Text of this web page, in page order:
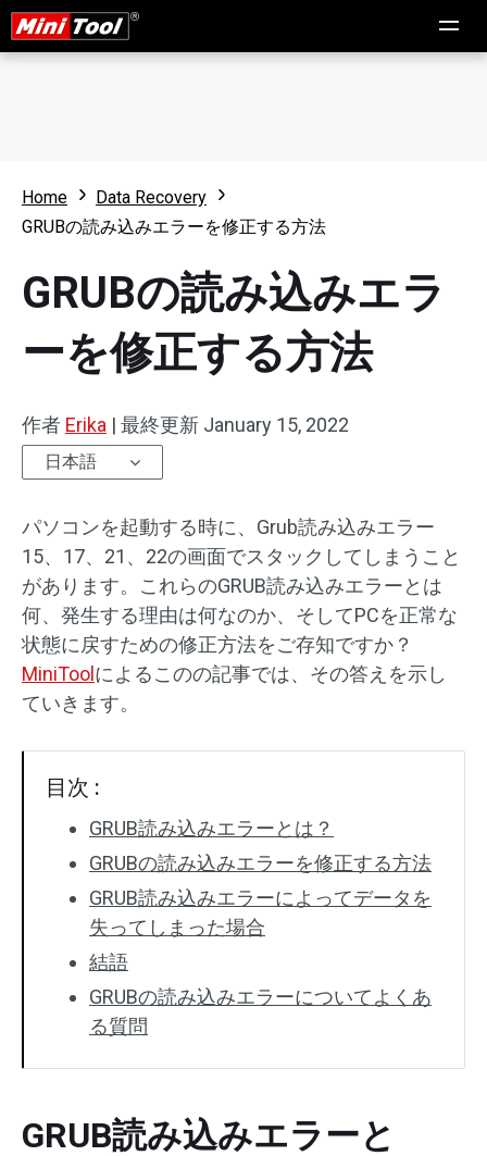
Home
Data Recovery
GRUBの読み込みエラーを修正する方法
GRUBの読み込みエラ
ーを修正する方法
作者 Erika | 最終更新 January 15, 2022
日本語
パソコンを起動する時に、Grub読み込みエラー
15、17、21、22の画面でスタックしてしまうこと
があります。これらのGRUB読み込みエラーとは
何、発生する理由は何なのか、そしてPCを正常な
状態に戻すための修正方法をご存知ですか？
MiniTool によるこのの記事では、その答えを示し
ていきます。
目次 :
GRUB読み込みエラーとは？
GRUBの読み込みエラーを修正する方法
GRUB読み込みエラーによってデータを
失ってしまった場合
結語
GRUBの読み込みエラーについてよくあ
る質問
GRUB読み込みエラーと